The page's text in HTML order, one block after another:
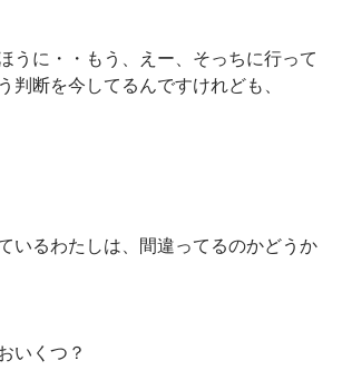
うに・・もう、えー、そっちに行って
判断を今してるんですけれども、
いるわたしは、間違ってるのかどうか
いくつ？